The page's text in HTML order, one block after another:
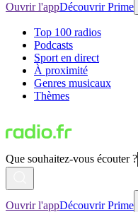
Ouvrir l'appDécouvrir Prime
Top 100 radios
Podcasts
Sport en direct
À proximité
Genres musicaux
Thèmes
Que souhaitez-vous écouter ?
Ouvrir l'appDécouvrir Prime